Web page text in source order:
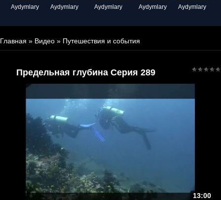
Aydymlary Aydymlary Aydymlary Aydymlary Aydymlary
Главная » Видео » Путешествия и события
Предельная глубина Серия 289
13:00